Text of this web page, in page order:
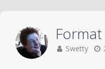
Swetty